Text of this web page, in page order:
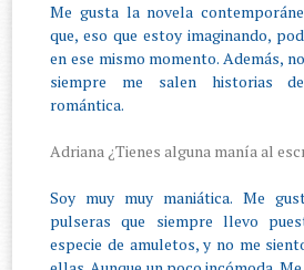
Me gusta la novela
que, eso que estoy imaginando,
en ese mismo momento. Además,
siempre me salen historias
romántica.
Adriana ¿Tienes alguna manía al
Soy muy muy maniática. Me
pulseras que siempre llevo
especie de amuletos, y no me